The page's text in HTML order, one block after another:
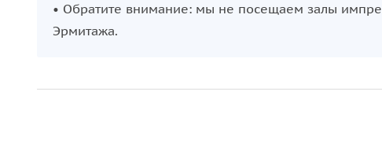
• Обратите внимание: мы не посещаем залы
Эрмитажа.